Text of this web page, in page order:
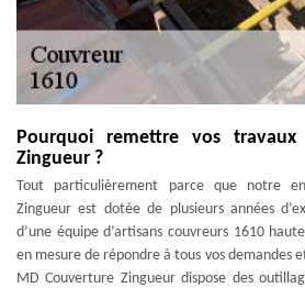
Pourquoi remettre vos
Zingueur ?
Tout particulièrement parce que notre
Zingueur est dotée de plusieurs années
d’une équipe d’artisans couvreurs 1610
en mesure de répondre à tous vos demandes
MD Couverture Zingueur dispose des